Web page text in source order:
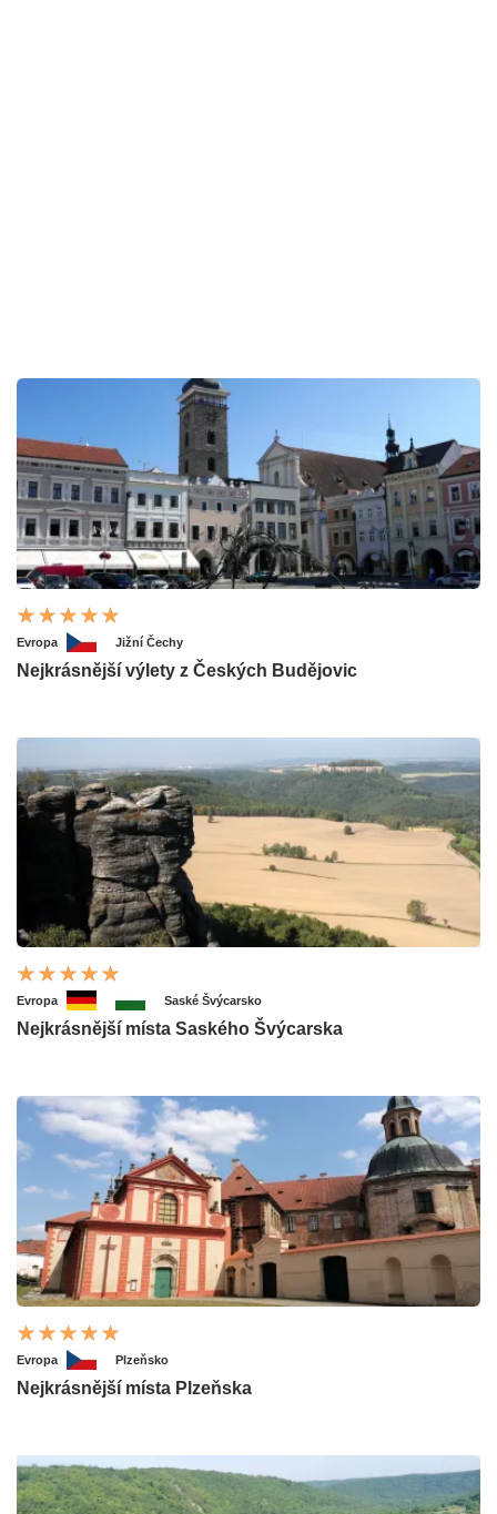
Evropa Jižní Čechy
Nejkrásnější výlety z Českých Budějovic
Evropa Saské Švýcarsko
Nejkrásnější místa Saského Švýcarska
Evropa Plzeňsko
Nejkrásnější místa Plzeňska